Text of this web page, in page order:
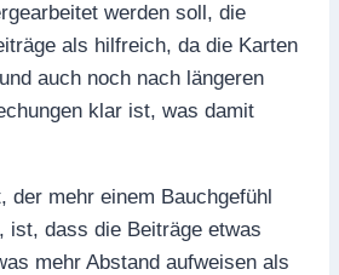
werden soll, die
als hilfreich, da die Karten
auch noch nach längeren
klar ist, was damit
der mehr einem Bauchgefühl
ist, dass die Beiträge etwas
mehr Abstand aufweisen als